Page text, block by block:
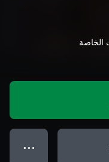
● ● ●